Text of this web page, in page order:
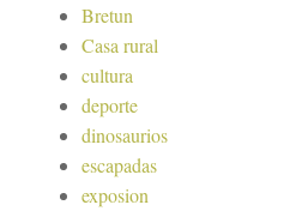
Bretun
Casa rural
cultura
deporte
dinosaurios
escapadas
exposion